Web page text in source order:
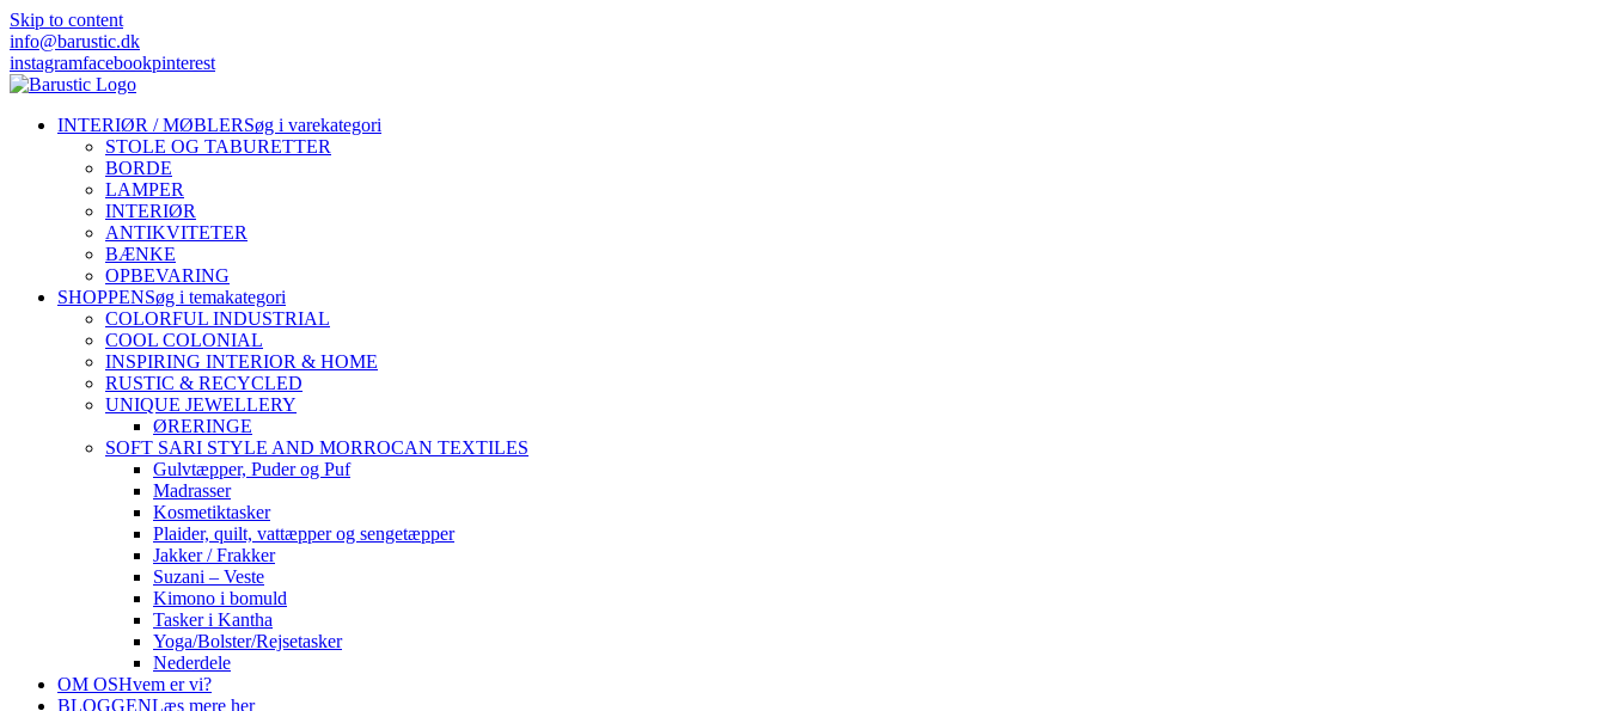
Skip to content
info@barustic.dk
instagramfacebookpinterest
INTERIØR / MØBLERSøg i varekategori
STOLE OG TABURETTER
BORDE
LAMPER
INTERIØR
ANTIKVITETER
BÆNKE
OPBEVARING
SHOPPENSøg i temakategori
COLORFUL INDUSTRIAL
COOL COLONIAL
INSPIRING INTERIOR & HOME
RUSTIC & RECYCLED
UNIQUE JEWELLERY
ØRERINGE
SOFT SARI STYLE AND MORROCAN TEXTILES
Gulvtæpper, Puder og Puf
Madrasser
Kosmetiktasker
Plaider, quilt, vattæpper og sengetæpper
Jakker / Frakker
Suzani – Veste
Kimono i bomuld
Tasker i Kantha
Yoga/Bolster/Rejsetasker
Nederdele
OM OSHvem er vi?
BLOGGENLæs mere her